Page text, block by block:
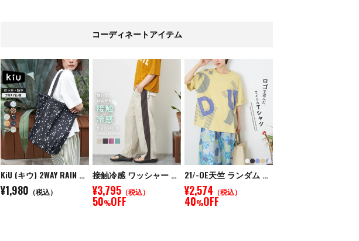
コーディネートアイテム
KiU (キウ) 2WAY RAIN BAG COVER ２WAYレインバッグカバー
¥1,980 （税込）
接触冷感 ワッシャー ライン ギャザーパンツ
¥3,795 （税込）
50%OFF
21/-OE天竺 ランダム ロゴ プリント Tシャツ
¥2,574 （税込）
40%OFF